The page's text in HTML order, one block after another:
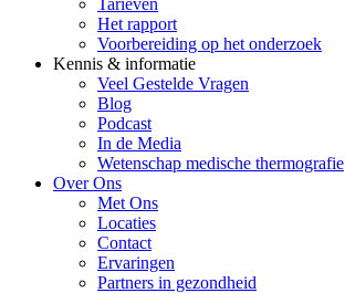
Het rapport
Voorbereiding op het onderzoek
Kennis & informatie
Veel Gestelde Vragen
Blog
Podcast
In de Media
Wetenschap medische thermografie
Over Ons
Met Ons
Locaties
Contact
Ervaringen
Partners in gezondheid